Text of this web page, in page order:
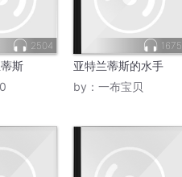
2504
斯
1675
亚特兰蒂斯的水手
by： 一布宝贝